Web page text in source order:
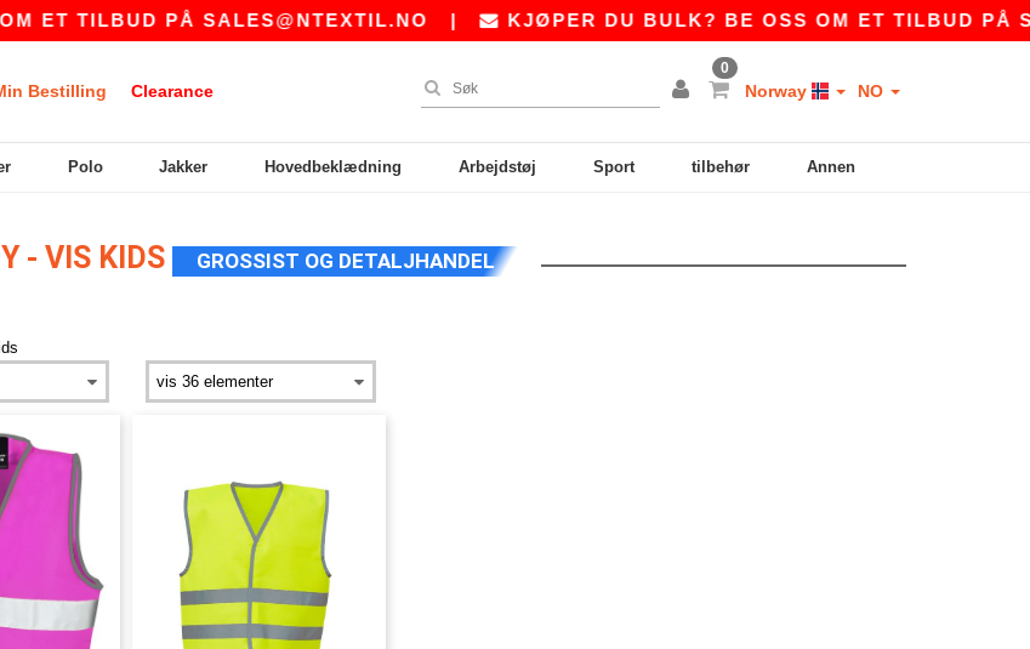
ET TILBUD PÅSALES@NTEXTIL.NO| KJØPER DU BULK? BE OSS OM ET TILBUD PÅ
Bestilling Clearance
0
Norway NO
Polo Jakker Hovedbeklædning Arbejdstøj Sport tilbehør Annen
- VIS KIDS GROSSIST OG DETALJHANDEL